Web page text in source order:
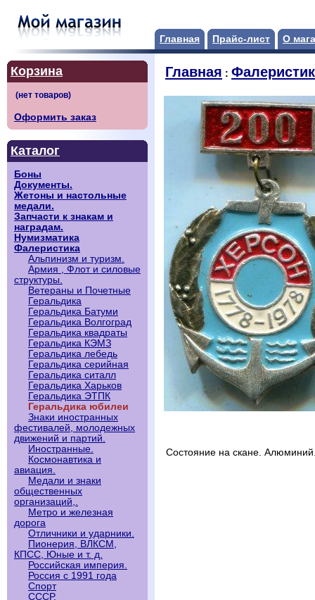
Главная Прайс-лист О
Корзина
Оформить заказ
Каталог
Боны
Документы.
Жетоны и настольные
медали.
Запчасти к знакам и
наградам.
Нумизматика
Фалеристика
Альпинизм и туризм.
Армия , Флот и силовые
структуры.
Ветераны и Почетные
Геральдика
Геральдика Батуми
Геральдика Волгоград
Геральдика квадраты
Геральдика КЭМЗ
Геральдика лебедь
Геральдика серийная
Геральдика ситалл
Геральдика Харьков
Геральдика ЭТПК
Геральдика юбилеи
Знаки иностранных
фестивалей, молодежных
движений и партий.
Иностранные.
Космонавтика и
авиация.
Медали и знаки
общественных
организаций,.
Метро и железная
дорога
Отличники и ударники.
Пионерия, ВЛКСМ,
КПСС, Юные и т. д.
Российская империя.
Россия с 1991 года
Спорт
СССР.
Главная :
Состояние на скане.